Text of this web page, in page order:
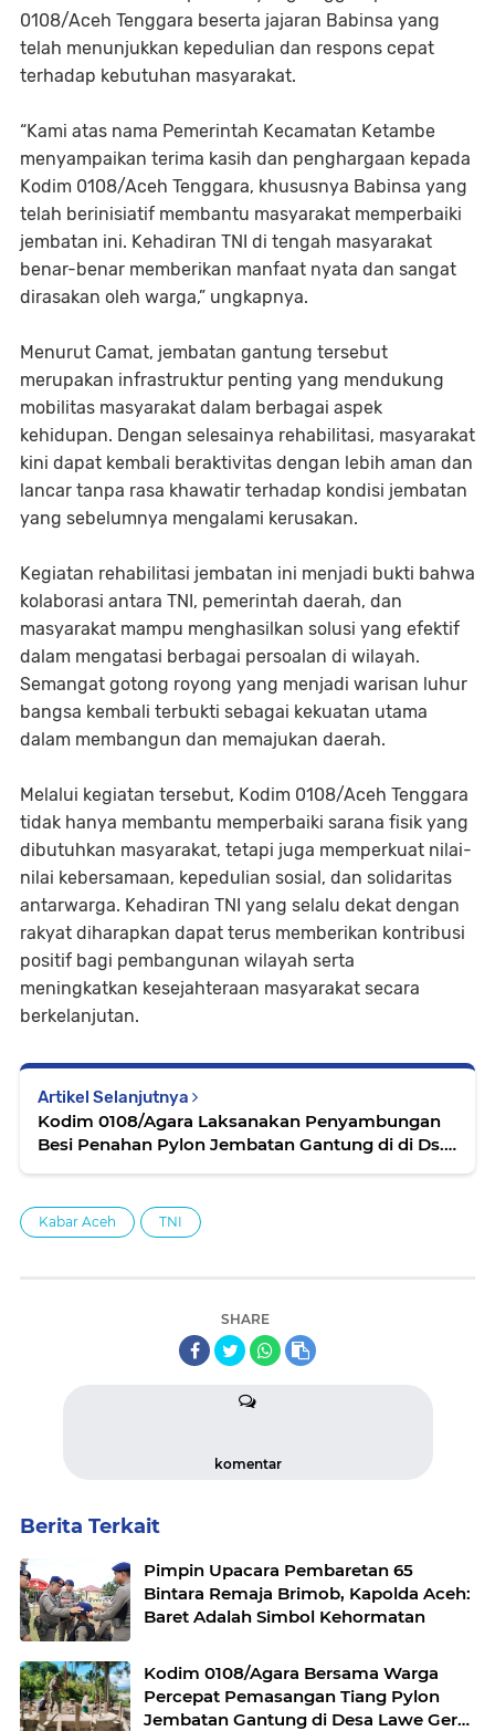
0108/Aceh Tenggara beserta jajaran Babinsa yang
telah menunjukkan kepedulian dan respons cepat
terhadap kebutuhan masyarakat.
“Kami atas nama Pemerintah Kecamatan Ketambe
menyampaikan terima kasih dan penghargaan kepada
Kodim 0108/Aceh Tenggara, khususnya Babinsa yang
telah berinisiatif membantu masyarakat memperbaiki
jembatan ini. Kehadiran TNI di tengah masyarakat
benar-benar memberikan manfaat nyata dan sangat
dirasakan oleh warga,” ungkapnya.
Menurut Camat, jembatan gantung tersebut
merupakan infrastruktur penting yang mendukung
mobilitas masyarakat dalam berbagai aspek
kehidupan. Dengan selesainya rehabilitasi, masyarakat
kini dapat kembali beraktivitas dengan lebih aman dan
lancar tanpa rasa khawatir terhadap kondisi jembatan
yang sebelumnya mengalami kerusakan.
Kegiatan rehabilitasi jembatan ini menjadi bukti bahwa
kolaborasi antara TNI, pemerintah daerah, dan
masyarakat mampu menghasilkan solusi yang efektif
dalam mengatasi berbagai persoalan di wilayah.
Semangat gotong royong yang menjadi warisan luhur
bangsa kembali terbukti sebagai kekuatan utama
dalam membangun dan memajukan daerah.
Melalui kegiatan tersebut, Kodim 0108/Aceh Tenggara
tidak hanya membantu memperbaiki sarana fisik yang
dibutuhkan masyarakat, tetapi juga memperkuat nilai-
nilai kebersamaan, kepedulian sosial, dan solidaritas
antarwarga. Kehadiran TNI yang selalu dekat dengan
rakyat diharapkan dapat terus memberikan kontribusi
positif bagi pembangunan wilayah serta
meningkatkan kesejahteraan masyarakat secara
berkelanjutan.
Artikel Selanjutnya
Kodim 0108/Agara Laksanakan Penyambungan
Besi Penahan Pylon Jembatan Gantung di di Ds.
Kabar Aceh TNI
SHARE
komentar
Berita Terkait
Pimpin Upacara Pembaretan 65
Bintara Remaja Brimob, Kapolda Aceh:
Baret Adalah Simbol Kehormatan
Kodim 0108/Agara Bersama Warga
Percepat Pemasangan Tiang Pylon
Jembatan Gantung di Desa Lawe Ger-